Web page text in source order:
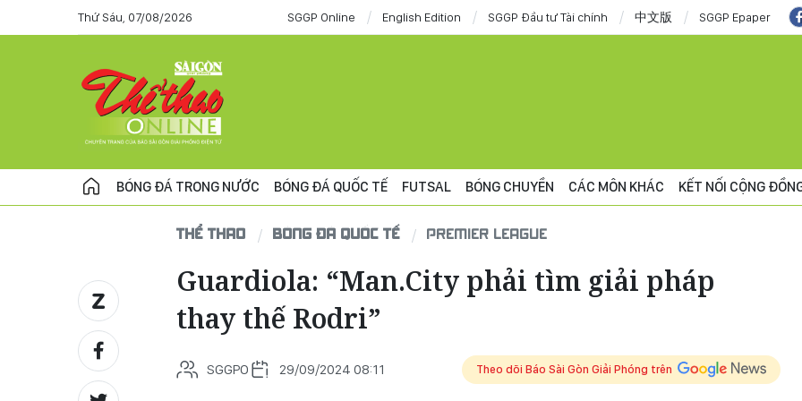
Thứ Sáu, 07/08/2026 SGGP Online English Edition SGGP Đầu tư Tài chính 中文版 SGGP Epaper
BÓNG ĐÁ TRONG NƯỚC BÓNG ĐÁ QUỐC TẾ FUTSAL BÓNG CHUYỀN CÁC MÔN KHÁC KẾT NỐI CỘNG
THỂ THAO BÓNG ĐÁ QUỐC TẾ PREMIER LEAGUE
Guardiola: “Man.City phải tìm giải pháp
thay thế Rodri”
SGGPO 29/09/2024 08:11 Theo dõi Báo Sài Gòn Giải Phóng trên